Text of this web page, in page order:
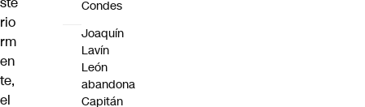
rio
rm
en
te,
el
Condes
Joaquín
Lavín
León
abandona
Capitán